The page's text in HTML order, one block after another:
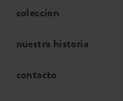
coleccion
nuestra historia
contacto